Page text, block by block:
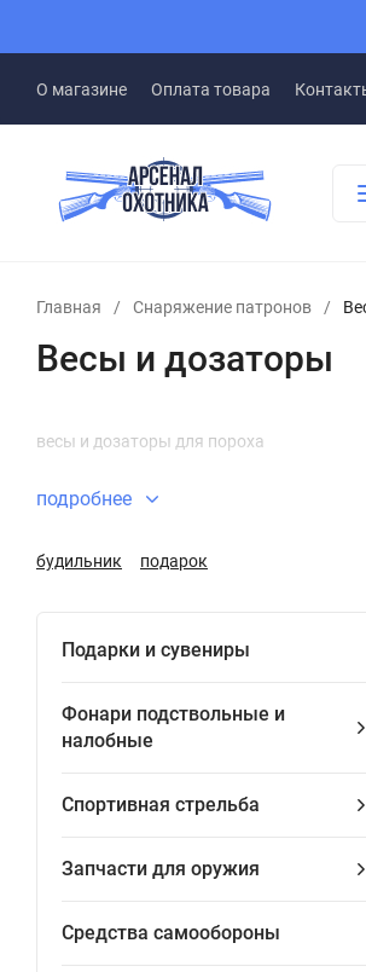
О магазине Оплата товара
Главная / Снаряжение патронов /
Весы и дозаторы
весы и дозаторы для пороха
подробнее
будильник подарок
Подарки и сувениры
Фонари подствольные и
налобные
Спортивная стрельба
Запчасти для оружия
Средства самообороны